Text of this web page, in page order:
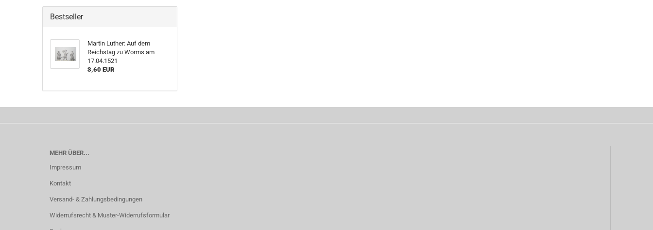
Bestseller
Martin Luther: Auf dem
Reichstag zu Worms am
17.04.1521
3,60 EUR
MEHR ÜBER...
Impressum
Kontakt
Versand- & Zahlungsbedingungen
Widerrufsrecht & Muster-Widerrufsformular